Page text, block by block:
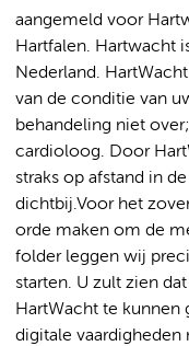
aangemeld voor
Hartfalen. Hartwacht
Nederland.
van de conditie van
behandeling niet
cardioloog. Door
straks op afstand in
dichtbij.Voor het
orde maken om de
folder leggen wij
starten. U zult zien
HartWacht te
digitale vaardigheden